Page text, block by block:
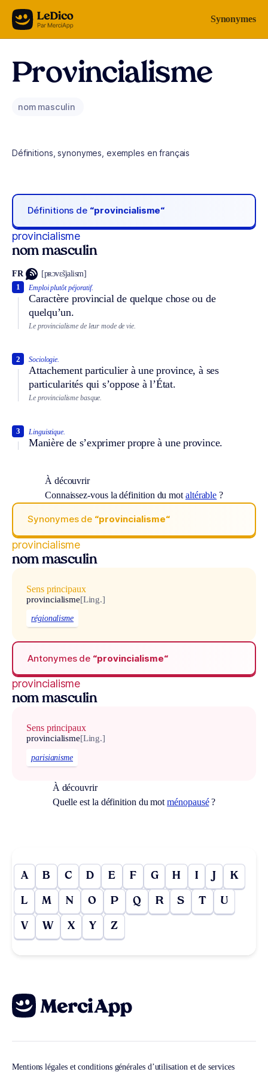
Aller au contenu Synonymes
Provincialisme
nom masculin
Définitions, synonymes, exemples en français
Définitions de “provincialisme“
provincialisme
nom masculin
FR [pʀɔvɛ̃sjalism]
Emploi plutôt péjoratif.
Caractère provincial de quelque chose ou de
quelqu’un.
1
Le provincialisme de leur mode de vie.
Sociologie.
Attachement particulier à une province, à ses
particularités qui s’oppose à l’État.
2
Le provincialisme basque.
Linguistique.
Manière de s’exprimer propre à une province.
3
À découvrir
Connaissez-vous la définition du mot altérable ?
Synonymes de “provincialisme“
provincialisme
nom masculin
Sens principaux
provincialisme[Ling.]
régionalisme
Antonymes de “provincialisme“
provincialisme
nom masculin
Sens principaux
provincialisme[Ling.]
parisianisme
À découvrir
Quelle est la définition du motménopausé?
A B C D E F G H I J K
L M N O P Q R S T U
V W X Y Z
Mentions légales et conditions générales d’utilisation et de services